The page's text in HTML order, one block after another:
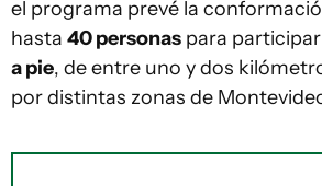
el programa prevé la
hasta 40 personas para
a pie, de entre uno y dos
por distintas zonas de